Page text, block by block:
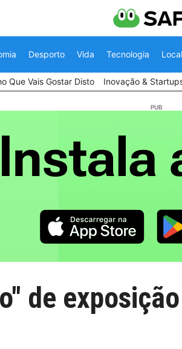
Desporto Vida Tecnologia Local
Que Vais Gostar Disto Inovação &
de